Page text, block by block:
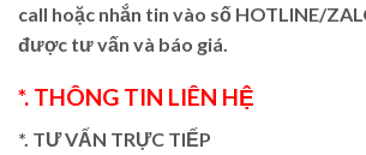
call hoặc nhắn tin vào số HOTLINE/
được tư vấn và báo giá.
*. THÔNG TIN LIÊN HỆ
*. TƯ VẤN TRỰC TIẾP